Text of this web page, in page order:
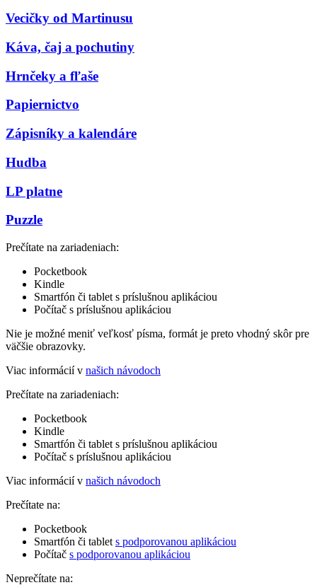
Vecičky od Martinusu
Káva, čaj a pochutiny
Hrnčeky a fľaše
Papiernictvo
Zápisníky a kalendáre
Hudba
LP platne
Puzzle
Prečítate na zariadeniach:
Pocketbook
Kindle
Smartfón či tablet s príslušnou aplikáciou
Počítač s príslušnou aplikáciou
Nie je možné meniť veľkosť písma, formát je preto vhodný skôr pre
väčšie obrazovky.
Viac informácií v našich návodoch
Prečítate na zariadeniach:
Pocketbook
Kindle
Smartfón či tablet s príslušnou aplikáciou
Počítač s príslušnou aplikáciou
Viac informácií v našich návodoch
Prečítate na:
Pocketbook
Smartfón či tablet s podporovanou aplikáciou
Počítač s podporovanou aplikáciou
Neprečítate na: